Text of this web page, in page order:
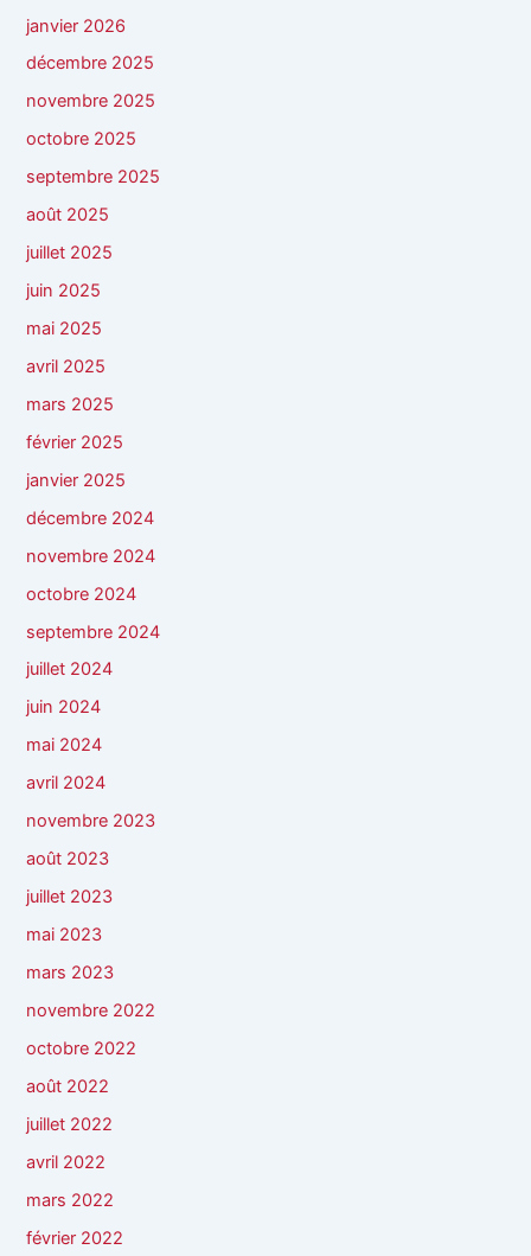
janvier 2026
décembre 2025
novembre 2025
octobre 2025
septembre 2025
août 2025
juillet 2025
juin 2025
mai 2025
avril 2025
mars 2025
février 2025
janvier 2025
décembre 2024
novembre 2024
octobre 2024
septembre 2024
juillet 2024
juin 2024
mai 2024
avril 2024
novembre 2023
août 2023
juillet 2023
mai 2023
mars 2023
novembre 2022
octobre 2022
août 2022
juillet 2022
avril 2022
mars 2022
février 2022